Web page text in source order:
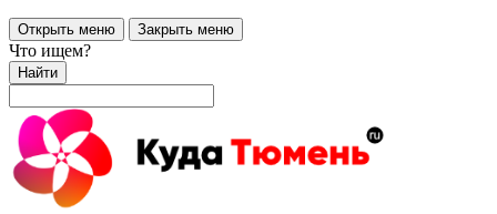
Открыть меню Закрыть меню
Что ищем?
Найти